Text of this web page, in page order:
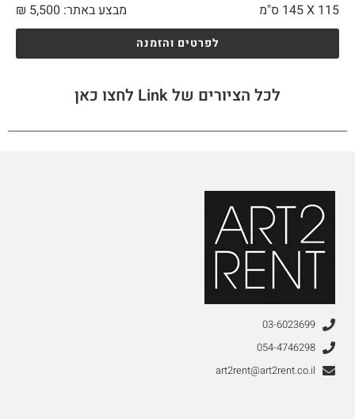
115 X
מבצע באתר: ₪ 5,500
לפרטים והזמנה
לכל הציורים של Link לחצו כאן
03-6023699
054-4746298
art2rent@art2rent.co.il